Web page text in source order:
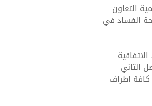
التعاون
الفساد في
الثاني
كافة اطراف